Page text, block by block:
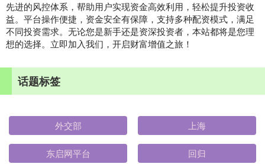
先进的风控体系，帮助用户实现资金高效利用，轻松提升投资收
益。平台操作便捷，资金安全有保障，支持多种配资模式，满足
不同投资需求。无论您是新手还是资深投资者，本站都将是您理
想的选择。立即加入我们，开启财富增值之旅！
话题标签
外交部 上海
东启网平台 回归